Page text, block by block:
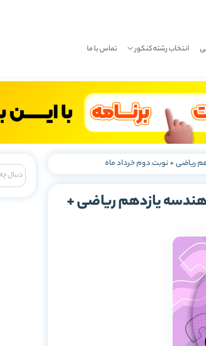
انتخاب رشته کنکور تماس با ما
ریاضی + نوبت دوم خرداد ماه
هندسه یازدهم ریاضی +